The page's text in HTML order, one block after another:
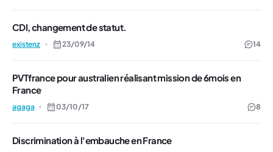
CDI, changement de statut.
existenz 23/09/14 14
PVTfrance pour australien réalisant mission de 6mois en
France
agaga 03/10/17 8
Discrimination à l'embauche en France